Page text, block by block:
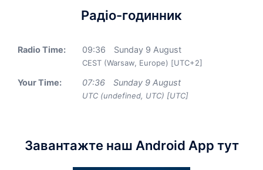
Радіо-годинник
Radio Time: 09:36 Sunday 9 August
CEST (Warsaw, Europe) [UTC+2]
Your Time: 07:36 Sunday 9 August
UTC (undefined, UTC) [UTC]
Завантажте наш Android App тут